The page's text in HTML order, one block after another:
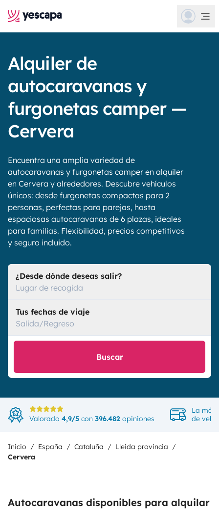
Alquiler de
autocaravanas y
furgonetas camper —
Cervera
Encuentra una amplia variedad de
autocaravanas y furgonetas camper en alquiler
en Cervera y alrededores. Descubre vehículos
únicos: desde furgonetas compactas para 2
personas, perfectas para parejas, hasta
espaciosas autocaravanas de 6 plazas, ideales
para familias. Flexibilidad, precios competitivos
y seguro incluido.
¿Desde dónde deseas salir?
Lugar de recogida
Tus fechas de viaje
Salida/Regreso
Buscar
Valorado 4,9/5 con 396.482 opiniones
La más
de
Inicio España Cataluña
Lleida provincia
Cervera
Autocaravanas disponibles para alquilar